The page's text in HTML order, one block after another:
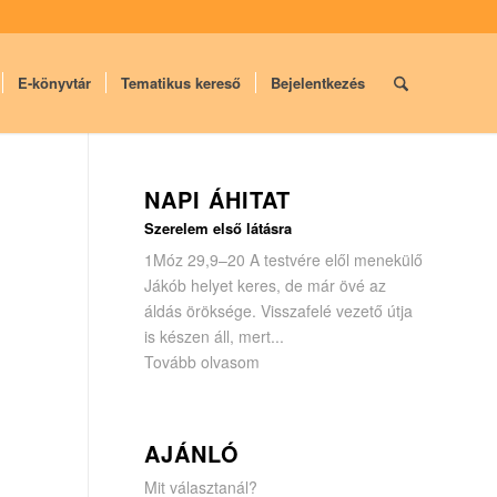
E-könyvtár Tematikus kereső Bejelentkezés
NAPI ÁHITAT
Szerelem első látásra
1Móz 29,9–20 A testvére elől menekülő
Jákób helyet keres, de már övé az
áldás öröksége. Visszafelé vezető útja
is készen áll, mert...
Tovább olvasom
AJÁNLÓ
Mit választanál?